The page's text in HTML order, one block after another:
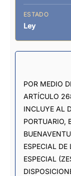
ESTADO
Ley
POR MEDIO
ARTÍCULO
INCLUYE AL
PORTUARIO,
ESPECIAL
ESPECIAL